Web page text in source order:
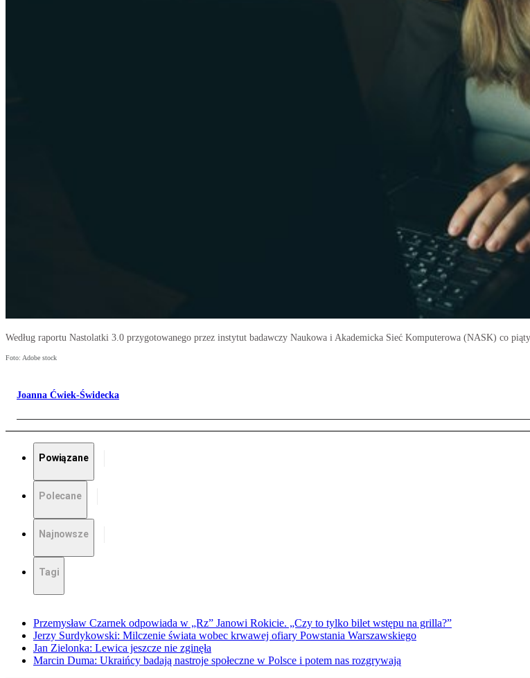
Według raportu Nastolatki 3.0 przygotowanego przez instytut badawczy Naukowa i Akademicka Sieć Komputerowa (NASK) co
Foto: Adobe stock
Joanna Ćwiek-Świdecka
Powiązane
Polecane
Najnowsze
Tagi
Przemysław Czarnek odpowiada w „Rz” Janowi Rokicie. „Czy to tylko bilet wstępu na grilla?”
Jerzy Surdykowski: Milczenie świata wobec krwawej ofiary Powstania Warszawskiego
Jan Zielonka: Lewica jeszcze nie zginęła
Marcin Duma: Ukraińcy badają nastroje społeczne w Polsce i potem nas rozgrywają